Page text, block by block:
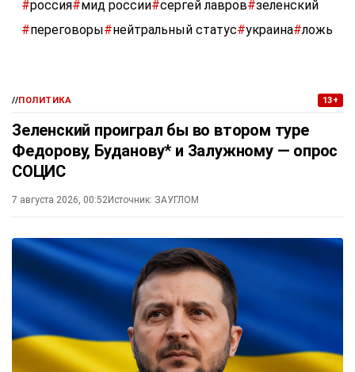
#россия#мид россии#сергей лавров#зеленский
#переговоры#нейтральный статус#украина#ложь
//ПОЛИТИКА 13+
Зеленский проиграл бы во втором туре
Федорову, Буданову* и Залужному — опрос
СОЦИС
7 августа 2026, 00:52Источник: ЗАУГЛОМ